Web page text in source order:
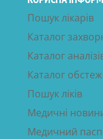
Пошук лікарів
Каталог
Каталог
Каталог
Пошук ліків
Медичні
Медичний